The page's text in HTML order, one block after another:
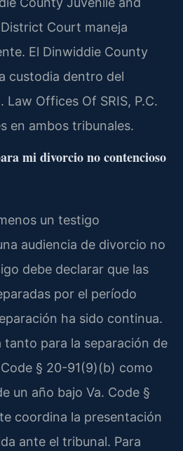
Court maneja
El Dinwiddie County
custodia dentro del
Offices Of SRIS, P.C.
en ambos tribunales.
mi divorcio no contencioso
un testigo
audiencia de divorcio no
debe declarar que las
por el período
ha sido continua.
tanto para la separación de
§ 20-91(9)(b) como
un año bajo Va. Code §
coordina la presentación
ante el tribunal. Para